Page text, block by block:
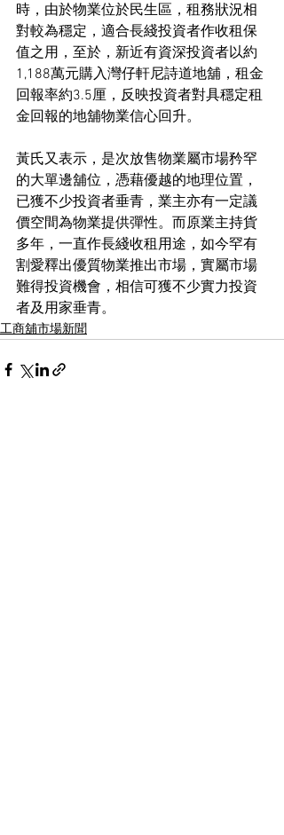
時，由於物業位於民生區，租務狀況相
對較為穩定，適合長綫投資者作收租保
值之用，至於，新近有資深投資者以約
1,188萬元購入灣仔軒尼詩道地舖，租金
回報率約3.5厘，反映投資者對具穩定租
金回報的地舖物業信心回升。
黃氏又表示，是次放售物業屬市場矜罕
的大單邊舖位，憑藉優越的地理位置，
已獲不少投資者垂青，業主亦有一定議
價空間為物業提供彈性。而原業主持貨
多年，一直作長綫收租用途，如今罕有
割愛釋出優質物業推出市場，實屬市場
難得投資機會，相信可獲不少實力投資
者及用家垂青。
工商舖市場新聞